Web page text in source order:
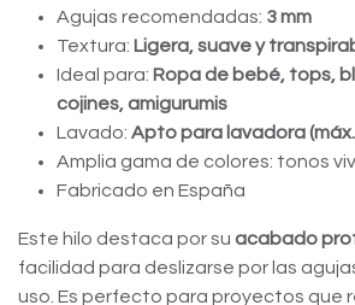
Agujas recomendadas: 3 mm
Textura: Ligera, suave y
Ideal para: Ropa de bebé, tops,
cojines, amigurumis
Lavado: Apto para lavadora (máx.
Amplia gama de colores: tonos
Fabricado en España
Este hilo destaca por su acabado
facilidad para deslizarse por las
uso. Es perfecto para proyectos que